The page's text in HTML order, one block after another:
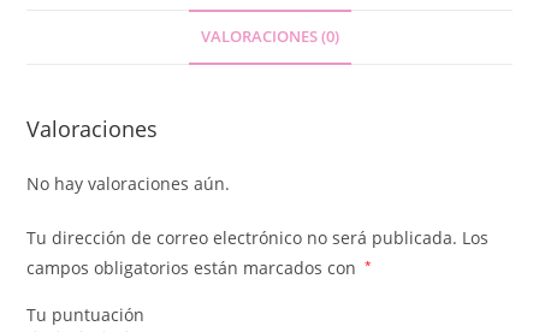
VALORACIONES (0)
Valoraciones
No hay valoraciones aún.
Tu dirección de correo electrónico no será publicada. Los
campos obligatorios están marcados con
*
Tu puntuación